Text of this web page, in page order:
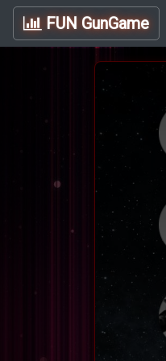
FUN GunGame